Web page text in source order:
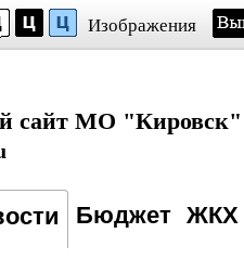
Изображения
сайт МО "Кировск"
Бюджет ЖКХ